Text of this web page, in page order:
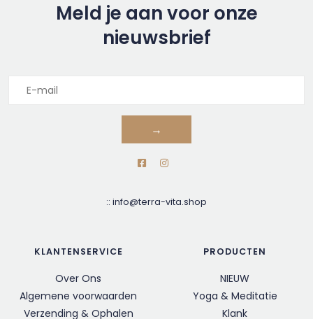
Meld je aan voor onze
nieuwsbrief
→
:: info@terra-vita.shop
KLANTENSERVICE
Over Ons
Algemene voorwaarden
Verzending & Ophalen
PRODUCTEN
NIEUW
Yoga & Meditatie
Klank